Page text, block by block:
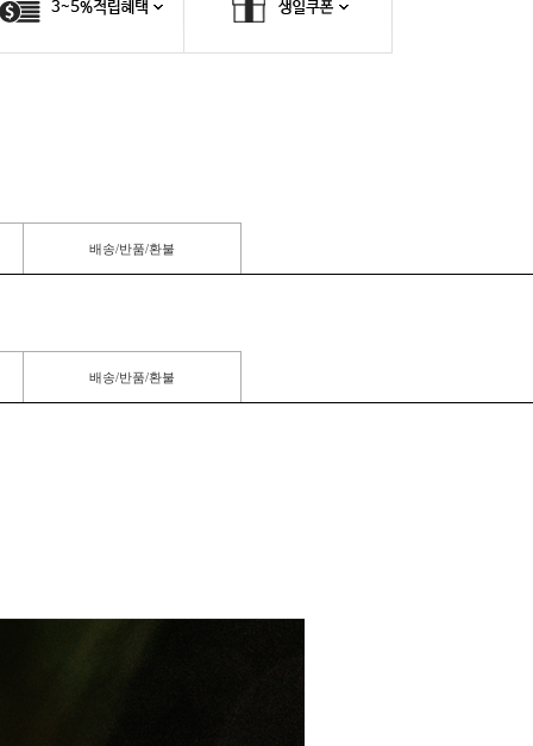
배송/반품/환불
배송/반품/환불